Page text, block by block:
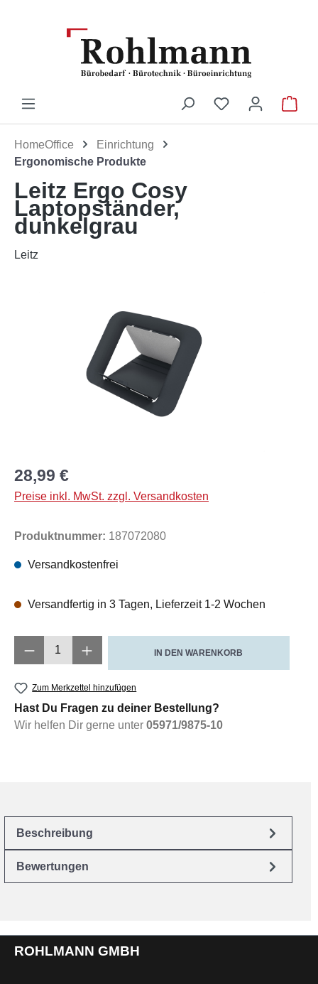
Du hast 0
HomeOffice
Einrichtung
Ergonomische Produkte
Leitz Ergo Cosy
Laptopständer,
dunkelgrau
Leitz
28,99 €
Preise inkl. MwSt. zzgl. Versandkosten
Produktnummer: 187072080
Versandkostenfrei
Versandfertig in 3 Tagen, Lieferzeit 1-2 Wochen
Produkt Anzahl: Gib den gewünschten
IN DEN WARENKORB
Zum Merkzettel hinzufügen
Hast Du Fragen zu deiner Bestellung?
Wir helfen Dir gerne unter 05971/9875-10
Beschreibung
Bewertungen
ROHLMANN GMBH